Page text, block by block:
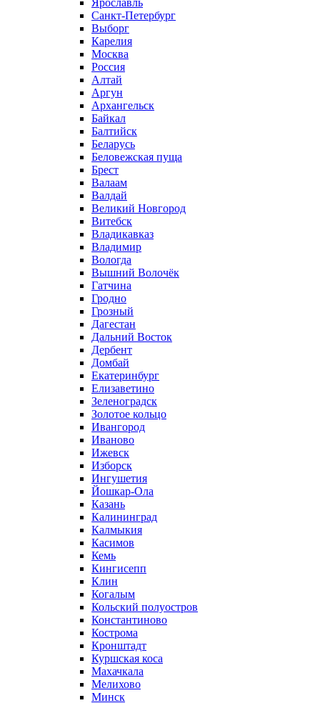
Ярославль
Санкт-Петербург
Выборг
Карелия
Москва
Россия
Алтай
Аргун
Архангельск
Байкал
Балтийск
Беларусь
Беловежская пуща
Брест
Валаам
Валдай
Великий Новгород
Витебск
Владикавказ
Владимир
Вологда
Вышний Волочёк
Гатчина
Гродно
Грозный
Дагестан
Дальний Восток
Дербент
Домбай
Екатеринбург
Елизаветино
Зеленоградск
Золотое кольцо
Ивангород
Иваново
Ижевск
Изборск
Ингушетия
Йошкар-Ола
Казань
Калининград
Калмыкия
Касимов
Кемь
Кингисепп
Клин
Когалым
Кольский полуостров
Константиново
Кострома
Кронштадт
Куршская коса
Махачкала
Мелихово
Минск